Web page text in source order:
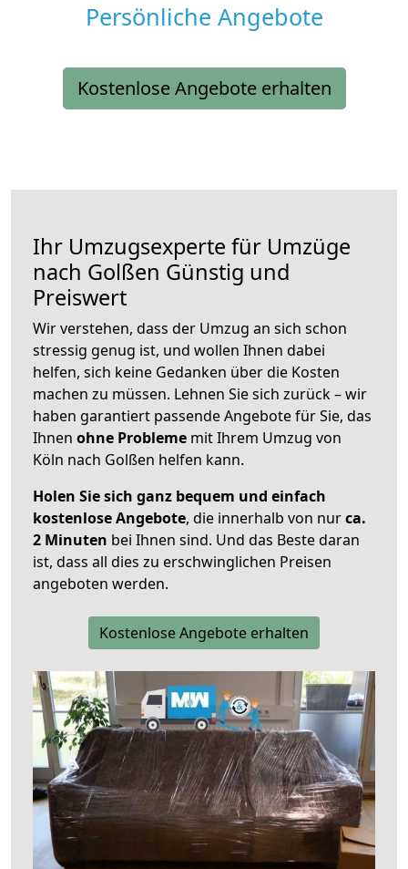
Persönliche Angebote
Kostenlose Angebote erhalten
Ihr Umzugsexperte für Umzüge
nach Golßen Günstig und
Preiswert
Wir verstehen, dass der Umzug an sich schon
stressig genug ist, und wollen Ihnen dabei
helfen, sich keine Gedanken über die Kosten
machen zu müssen. Lehnen Sie sich zurück – wir
haben garantiert passende Angebote für Sie, das
Ihnen ohne Probleme mit Ihrem Umzug von
Köln nach Golßen helfen kann.
Holen Sie sich ganz bequem und einfach
kostenlose Angebote, die innerhalb von nurca.
2 Minuten bei Ihnen sind. Und das Beste daran
ist, dass all dies zu erschwinglichen Preisen
angeboten werden.
Kostenlose Angebote erhalten